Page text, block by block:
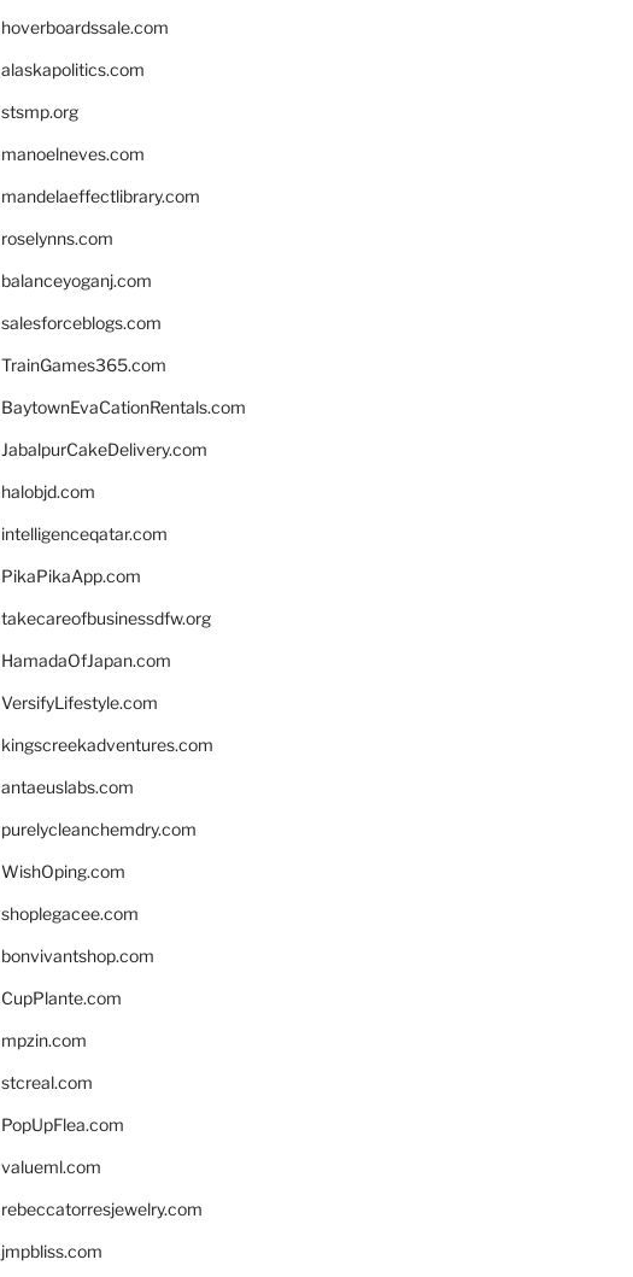
hoverboardssale.com
alaskapolitics.com
stsmp.org
manoelneves.com
mandelaeffectlibrary.com
roselynns.com
balanceyoganj.com
salesforceblogs.com
TrainGames365.com
BaytownEvaCationRentals.com
JabalpurCakeDelivery.com
halobjd.com
intelligenceqatar.com
PikaPikaApp.com
takecareofbusinessdfw.org
HamadaOfJapan.com
VersifyLifestyle.com
kingscreekadventures.com
antaeuslabs.com
purelycleanchemdry.com
WishOping.com
shoplegacee.com
bonvivantshop.com
CupPlante.com
mpzin.com
stcreal.com
PopUpFlea.com
valueml.com
rebeccatorresjewelry.com
jmpbliss.com